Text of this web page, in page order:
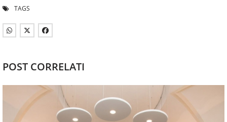
TAGS
POST CORRELATI